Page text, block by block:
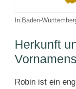
In Baden-
Herkunft
Robin ist ein